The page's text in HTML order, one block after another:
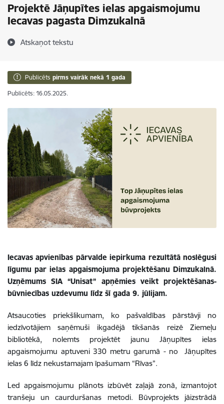
Projektē Jāņupītes ielas apgaismojumu
Iecavas pagasta Dimzukalnā
Atskaņot tekstu
Publicēts pirms vairāk nekā 1 gada
Publicēts: 16.05.2025.
Iecavas apvienības pārvalde iepirkuma rezultātā noslēgusi
līgumu par ielas apgaismojuma projektēšanu Dimzukalnā.
Uzņēmums SIA “Unisat” apņēmies veikt projektēšanas-
būvniecības uzdevumu līdz šī gada 9. jūlijam.
Atsaucoties priekšlikumam, ko pašvaldības pārstāvji no
iedzīvotājiem saņēmuši ikgadējā tikšanās reizē Ziemeļu
bibliotēkā, nolemts projektēt jaunu Jāņupītes ielas
apgaismojumu aptuveni 330 metru garumā - no Jāņupītes
ielas 6 līdz nekustamajam īpašumam “Rīvas”.
Led apgaismojumu plānots izbūvēt zaļajā zonā, izmantojot
tranšeju un caurduršanas metodi. Būvprojekts jāizstrādā